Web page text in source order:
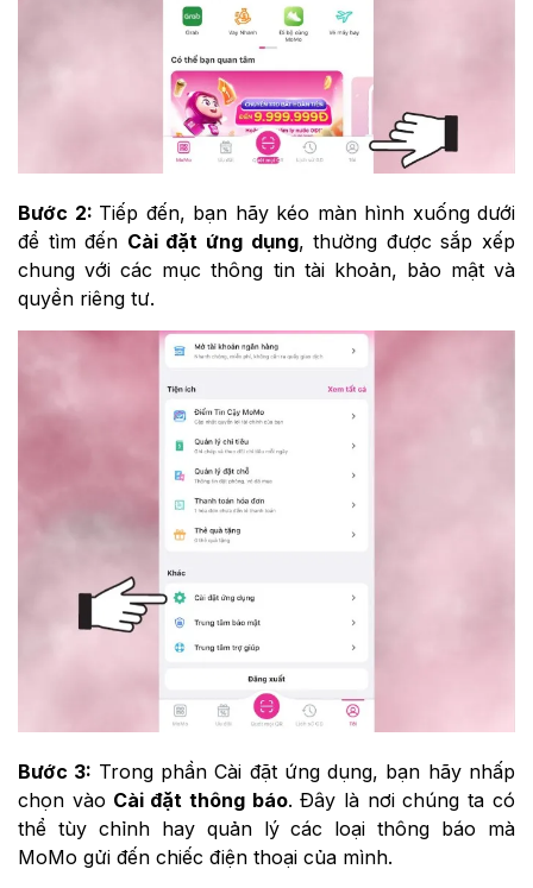
Bước 2: Tiếp đến, bạn hãy kéo màn hình xuống dưới
để tìm đến Cài đặt ứng dụng, thường được sắp xếp
chung với các mục thông tin tài khoản, bảo mật và
quyền riêng tư.
Bước 3: Trong phần Cài đặt ứng dụng, bạn hãy nhấp
chọn vào Cài đặt thông báo. Đây là nơi chúng ta có
thể tùy chỉnh hay quản lý các loại thông báo mà
MoMo gửi đến chiếc điện thoại của mình.